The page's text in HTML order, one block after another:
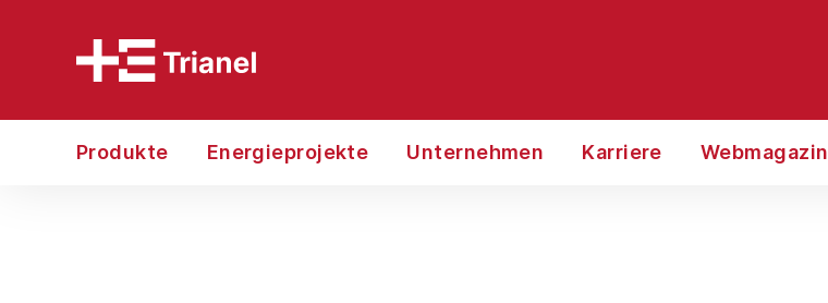
Produkte Energieprojekte Unternehmen Karriere Webmagazin